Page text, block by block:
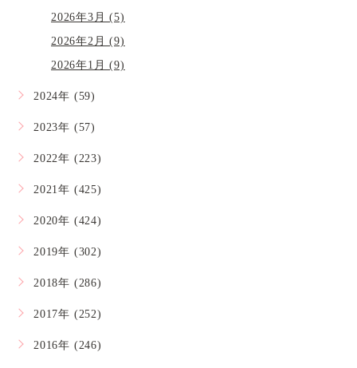
2026年3月 (5)
2026年2月 (9)
2026年1月 (9)
2024年 (59)
2023年 (57)
2022年 (223)
2021年 (425)
2020年 (424)
2019年 (302)
2018年 (286)
2017年 (252)
2016年 (246)